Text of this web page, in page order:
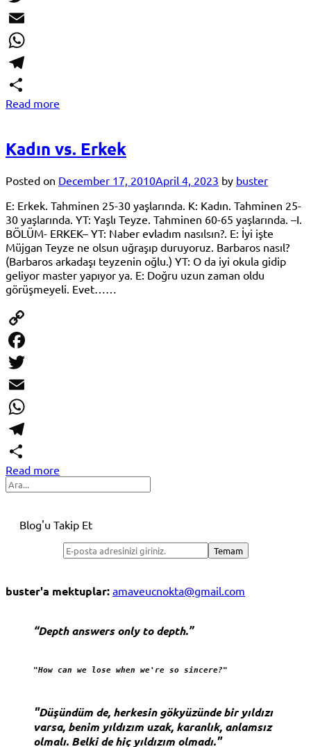
Twitter
Email
WhatsApp
Telegram
Share
Read more
Kadın vs. Erkek
Posted on December 17, 2010April 4, 2023 by buster
E: Erkek. Tahminen 25-30 yaşlarında. K: Kadın. Tahminen 25-
30 yaşlarında. YT: Yaşlı Teyze. Tahminen 60-65 yaşlarında. –I.
BÖLÜM- ERKEK– YT: Naber evladım nasılsın?. E: İyi işte
Müjgan Teyze ne olsun uğraşıp duruyoruz. Barbaros nasıl?
(Barbaros arkadaşı teyzenin oğlu.) YT: O da iyi okula gidip
geliyor master yapıyor ya. E: Doğru uzun zaman oldu
görüşmeyeli. Evet……
Copy
Link
Facebook
Twitter
Email
WhatsApp
Telegram
Share
Read more
Search
Blog'u Takip Et
buster'a mektuplar: amaveucnokta@gmail.com
“Depth answers only to depth.”
"How can we lose when we're so sincere?"
"Düşündüm de, herkesin gökyüzünde bir yıldızı
varsa, benim yıldızım uzak, karanlık, anlamsız
olmalı. Belki de hiç yıldızım olmadı."